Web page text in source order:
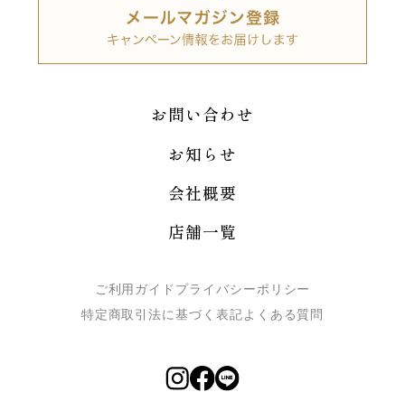
お問い合わせ
お知らせ
会社概要
店舗一覧
ご利用ガイド プライバシーポリシー
特定商取引法に基づく表記よくある質問